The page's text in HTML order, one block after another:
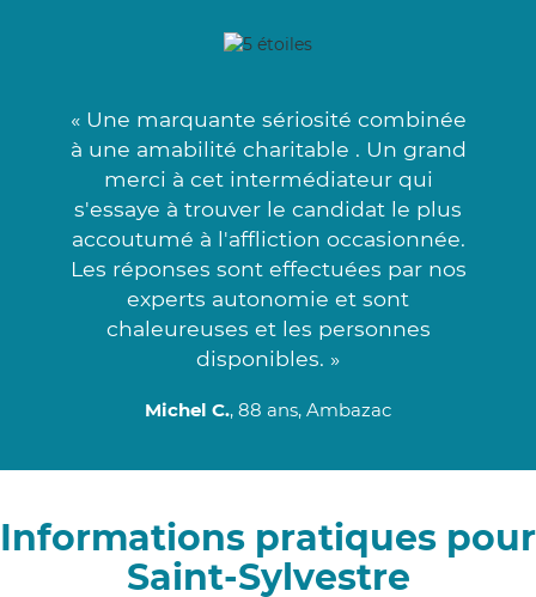
« Une marquante sériosité combinée
à une amabilité charitable . Un grand
merci à cet intermédiateur qui
s'essaye à trouver le candidat le plus
accoutumé à l'affliction occasionnée.
Les réponses sont effectuées par nos
experts autonomie et sont
chaleureuses et les personnes
disponibles. »
Michel C., 88 ans, Ambazac
Informations pratiques pour
Saint-Sylvestre